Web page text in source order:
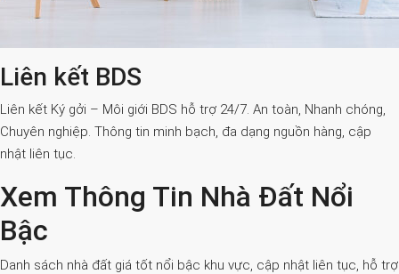
Liên kết BDS
Liên kết Ký gởi – Môi giới BDS hỗ trợ 24/7. An toàn, Nhanh chóng,
Chuyên nghiệp. Thông tin minh bạch, đa dạng nguồn hàng, cập
nhật liên tục.
Xem Thông Tin Nhà Đất Nổi
Bậc
Danh sách nhà đất giá tốt nổi bậc khu vực, cập nhật liên tục, hỗ trợ